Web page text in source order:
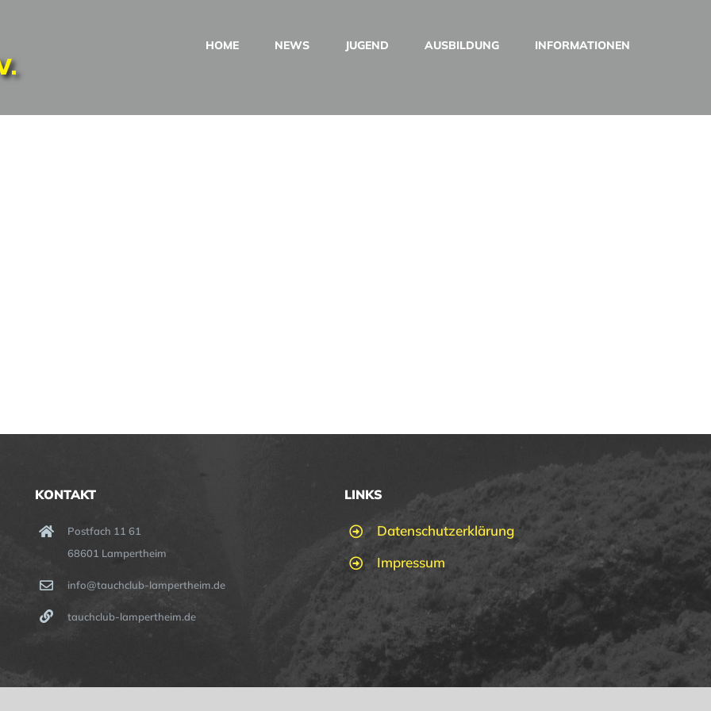
HOME NEWS JUGEND AUSBILDUNG INFORMATIONEN
KONTAKT
Postfach 11 61
68601 Lampertheim
info@tauchclub-lampertheim.de
tauchclub-lampertheim.de
LINKS
Datenschutzerklärung
Impressum